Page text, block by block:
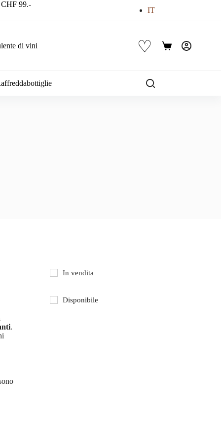
CHF 99.-
IT
di vini ♡ Carrello
.
In vendita
Disponibile